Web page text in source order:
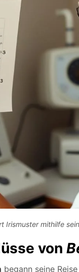
Irismuster mithilfe
von
begann seine